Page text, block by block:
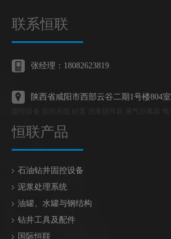
联系恒联
张经理：18082623819
陕西省咸阳市西部云谷二期1号楼804室
恒联产品
石油钻井固控设备
泥浆处理系统
油罐、水罐与钢结构
钻井工具及配件
国际恒联